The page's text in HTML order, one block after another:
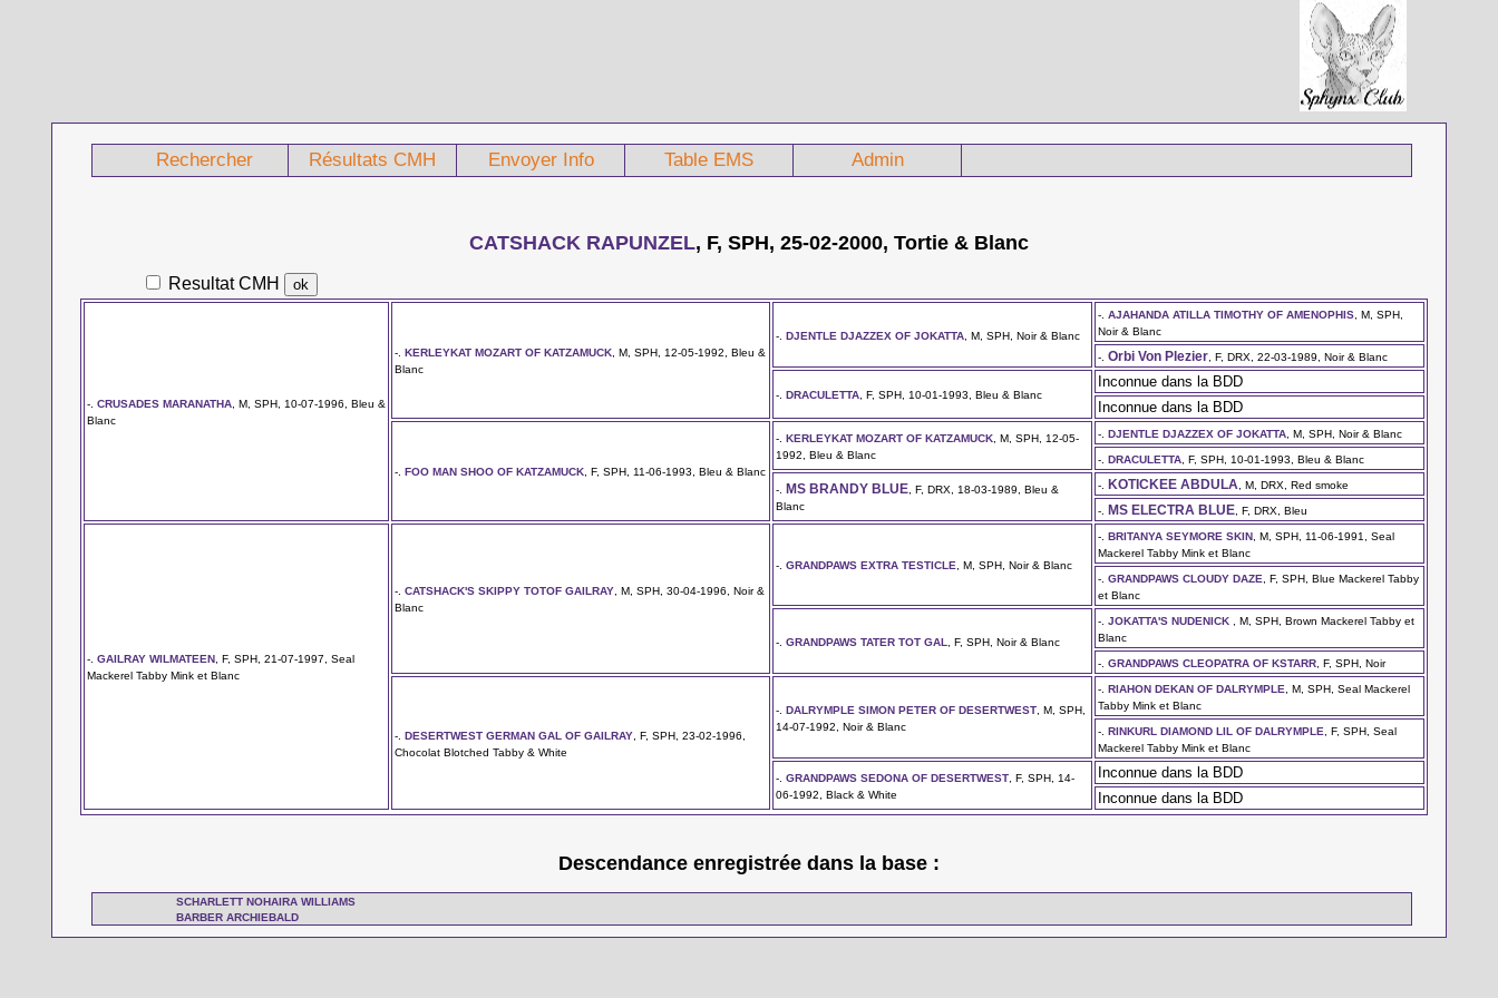
Rechercher Résultats CMH Envoyer Info Table EMS Admin
CATSHACK RAPUNZEL, F, SPH, 25-02-2000, Tortie & Blanc
Resultat CMH
-.CRUSADES MARANATHA , M, SPH, 10-07-1996, Bleu &
Blanc
-.KERLEYKAT MOZART OF KATZAMUCK , M, SPH, 12-05-1992, Bleu &
Blanc
-.DJENTLE DJAZZEX OF JOKATTA , M, SPH, Noir & Blanc
-.AJAHANDA ATILLA TIMOTHY OF AMENOPHIS , M, SPH,
Noir & Blanc
-.Orbi Von Plezier , F, DRX, 22-03-1989, Noir & Blanc
-.DRACULETTA , F, SPH, 10-01-1993, Bleu & Blanc
Inconnue dans la BDD
Inconnue dans la BDD
-.FOO MAN SHOO OF KATZAMUCK , F, SPH, 11-06-1993, Bleu & Blanc
-.KERLEYKAT MOZART OF KATZAMUCK , M, SPH, 12-05-
1992, Bleu & Blanc
-.DJENTLE DJAZZEX OF JOKATTA , M, SPH, Noir & Blanc
-.DRACULETTA , F, SPH, 10-01-1993, Bleu & Blanc
-. MS BRANDY BLUE , F, DRX, 18-03-1989, Bleu &
Blanc
-. KOTICKEE ABDULA , M, DRX, Red smoke
-. MS ELECTRA BLUE , F, DRX, Bleu
-.GAILRAY WILMATEEN , F, SPH, 21-07-1997, Seal
Mackerel Tabby Mink et Blanc
-.CATSHACK'S SKIPPY TOTOF GAILRAY , M, SPH, 30-04-1996, Noir &
Blanc
-.GRANDPAWS EXTRA TESTICLE , M, SPH, Noir & Blanc
-.BRITANYA SEYMORE SKIN , M, SPH, 11-06-1991, Seal
Mackerel Tabby Mink et Blanc
-.GRANDPAWS CLOUDY DAZE
, F, SPH, Blue Mackerel Tabby
et Blanc
-.GRANDPAWS TATER TOT GAL , F, SPH, Noir & Blanc
-.JOKATTA'S NUDENICK
, M, SPH, Brown Mackerel Tabby et
Blanc
-.GRANDPAWS CLEOPATRA OF KSTARR , F, SPH, Noir
-.DESERTWEST GERMAN GAL OF GAILRAY , F, SPH, 23-02-1996,
Chocolat Blotched Tabby & White
-.DALRYMPLE SIMON PETER OF DESERTWEST , M, SPH,
14-07-1992, Noir & Blanc
-.RIAHON DEKAN OF DALRYMPLE
, M, SPH, Seal Mackerel
Tabby Mink et Blanc
-.RINKURL DIAMOND LIL OF DALRYMPLE
, F, SPH, Seal
Mackerel Tabby Mink et Blanc
-.GRANDPAWS SEDONA OF DESERTWEST , F, SPH, 14-
06-1992, Black & White
Inconnue dans la BDD
Inconnue dans la BDD
Descendance enregistrée dans la base :
SCHARLETT NOHAIRA WILLIAMS
BARBER ARCHIEBALD